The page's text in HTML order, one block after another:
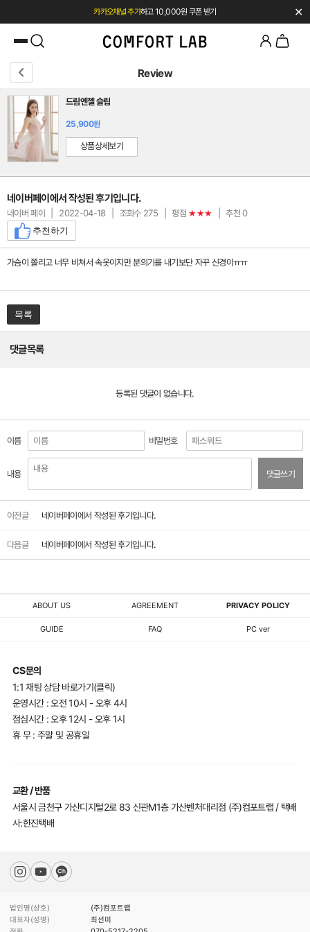
카카오채널 추가하고 10,000원 쿠폰 받기
첫 구매 시 베스트셀러 50% 즉시 할인
✕
Review
드림엔젤 슬립
25,900원
상품상세보기
네이버페이에서 작성된 후기입니다.
네이버 페이 2022-04-18 조회수 275 평점 ★★★ 추천 0
추천하기
가슴이 쫄리고 너무 비쳐서 속옷이지만 분의기를 내기보단 자꾸 신경이ㅠㅠ
목록
댓글목록
등록된 댓글이 없습니다.
이름 비밀번호
내용 댓글쓰기
이전글 네이버페이에서 작성된 후기입니다.
다음글 네이버페이에서 작성된 후기입니다.
ABOUT US AGREEMENT PRIVACY POLICY
GUIDE FAQ PC ver
CS문의
1:1 채팅 상담 바로가기(클릭)
운영시간 : 오전 10시 - 오후 4시
점심시간 : 오후 12시 - 오후 1시
휴 무 : 주말 및 공휴일
교환 / 반품
서울시 금천구 가산디지털2로 83 신관M1층 가산벤처대리점 (주)컴포트랩 / 택배
사:한진택배
법인명(상호)
(주)컴포트랩
대표자(성명)
최선미